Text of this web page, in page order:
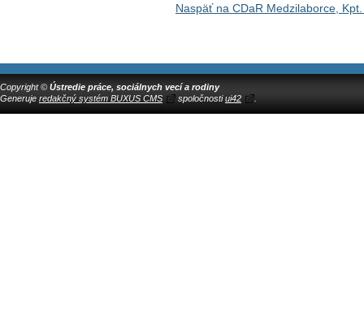
Naspäť na CDaR Medzilaborce,
Copyright © Ústredie práce, sociálnych vecí a rodiny
Generuje redakčný systém BUXUS CMS spoločnostiui42